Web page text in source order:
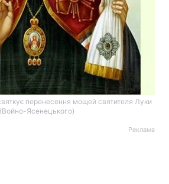
перенесення мощей святителя Луки
(Войно-Ясенецького)
Реклама